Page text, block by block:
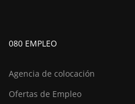
080 EMPLEO
Agencia de colocación
Ofertas de Empleo